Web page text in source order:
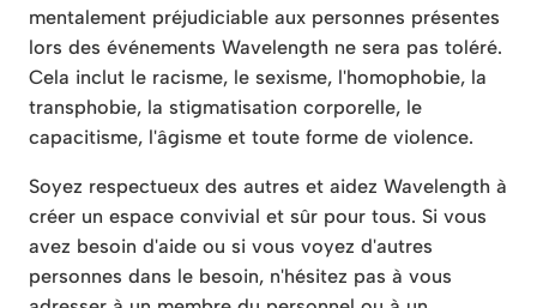
mentalement préjudiciable aux personnes présentes
lors des événements Wavelength ne sera pas toléré.
Cela inclut le racisme, le sexisme, l'homophobie, la
transphobie, la stigmatisation corporelle, le
capacitisme, l'âgisme et toute forme de violence.
Soyez respectueux des autres et aidez Wavelength à
créer un espace convivial et sûr pour tous. Si vous
avez besoin d'aide ou si vous voyez d'autres
personnes dans le besoin, n'hésitez pas à vous